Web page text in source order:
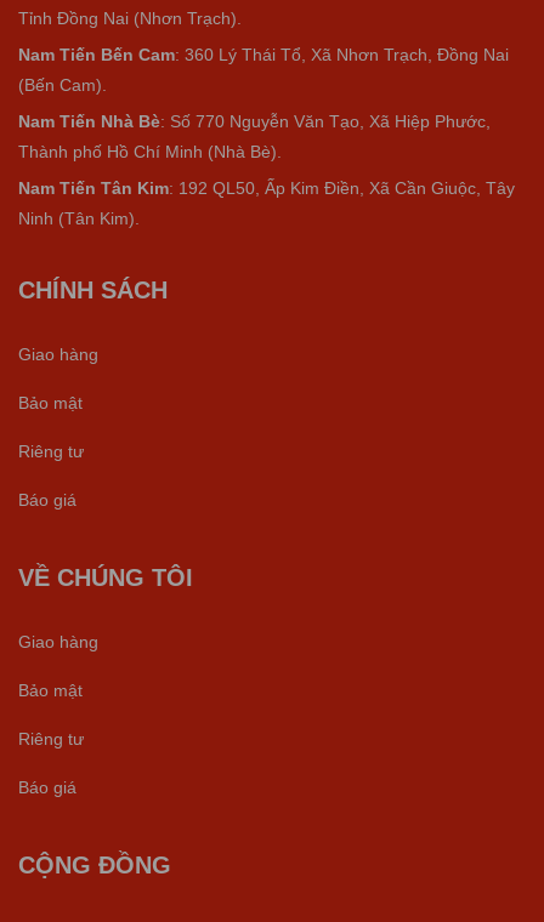
Tỉnh Đồng Nai (Nhơn Trạch).
Nam Tiến Bến Cam: 360 Lý Thái Tổ, Xã Nhơn Trạch, Đồng Nai
(Bến Cam).
Nam Tiến Nhà Bè: Số 770 Nguyễn Văn Tạo, Xã Hiệp Phước,
Thành phố Hồ Chí Minh (Nhà Bè).
Nam Tiến Tân Kim: 192 QL50, Ấp Kim Điền, Xã Cần Giuộc, Tây
Ninh (Tân Kim).
CHÍNH SÁCH
Giao hàng
Bảo mật
Riêng tư
Báo giá
VỀ CHÚNG TÔI
Giao hàng
Bảo mật
Riêng tư
Báo giá
CỘNG ĐỒNG